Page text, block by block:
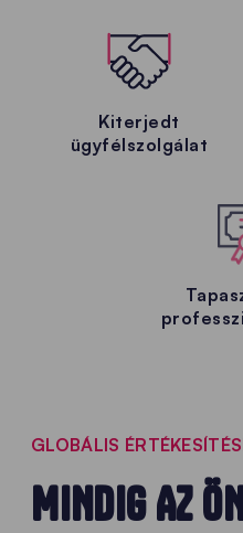
Kiterjedt
ügyfélszolgálat
GLOBÁLIS
MINDIG AZ